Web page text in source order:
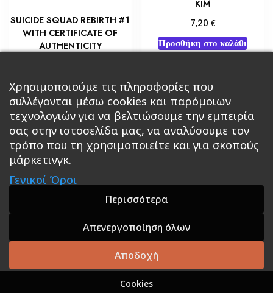
SUICIDE SQUAD REBIRTH #1
WITH CERTIFICATE OF
AUTHENTICITY
Προσθήκη στο καλάθι
KIM
7,20 €
Προσθήκη στο καλάθι
Κεντρική Βιβλία
Roleplaying Games Ψυχαγωγία Εκδόσεις Βάρδος
Σε Προσφορά
A theme by GradientThemes - A theme by Gradient
Themes
Χρησιμοποιούμε τις πληροφορίες που
συλλέγονται μέσω cookies και παρόμοιων
τεχνολογιών για να βελτιώσουμε την εμπειρία
σας στην ιστοσελίδα μας, να αναλύσουμε τον
τρόπο που τη χρησιμοποιείτε και για σκοπούς
μάρκετινγκ.
Γενικοί Όροι
Περισσότερα
Απενεργοποίηση όλων
Αποδοχή
Cookies